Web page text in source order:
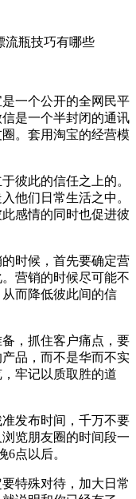
瓶技巧有哪些
一个公开的全网民平
是一个半封闭的通讯
。套用淘宝的经营模
此的信任之上的。
他们日常生活之中。
感情的同时也促进彼
时候，首先要确定营
营销的时候尽可能不
而降低彼此间的信
，抓住客户痛点，要
品，而不是华而不实
牢记以质取胜的道
发布时间，千万不要
览朋友圈的时间段一
点以后。
特殊对待，加大日常